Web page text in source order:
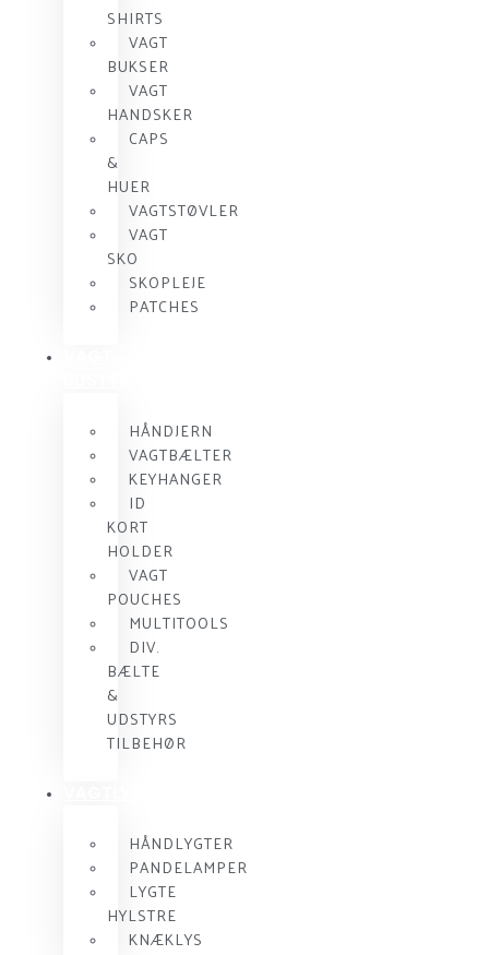
SHIRTS
VAGT
BUKSER
VAGT
HANDSKER
CAPS
&
HUER
VAGTSTØVLER
VAGT
SKO
SKOPLEJE
PATCHES
HÅNDJERN
VAGTBÆLTER
KEYHANGER
ID
KORT
HOLDER
VAGT
POUCHES
MULTITOOLS
DIV.
BÆLTE
&
UDSTYRS
TILBEHØR
HÅNDLYGTER
PANDELAMPER
LYGTE
HYLSTRE
KNÆKLYS